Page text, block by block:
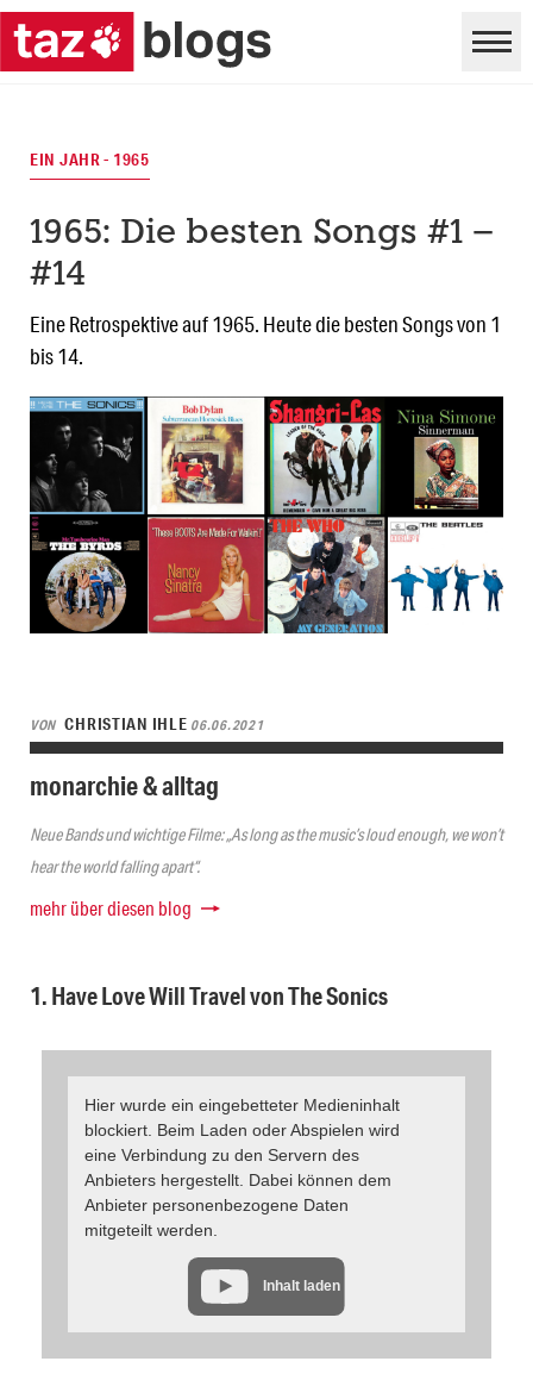
EIN JAHR - 1965
1965: Die besten Songs #1 –
#14
Eine Retrospektive auf 1965. Heute die besten Songs von 1
bis 14.
VON CHRISTIAN IHLE 06.06.2021
monarchie & alltag
Neue Bands und wichtige Filme: „As long as the music’s loud enough, we won’t
hear the world falling apart“.
mehr über diesen blog
1. Have Love Will Travel von The Sonics
Hier wurde ein eingebetteter Medieninhalt
blockiert. Beim Laden oder Abspielen wird
eine Verbindung zu den Servern des
Anbieters hergestellt. Dabei können dem
Anbieter personenbezogene Daten
mitgeteilt werden.
Inhalt laden